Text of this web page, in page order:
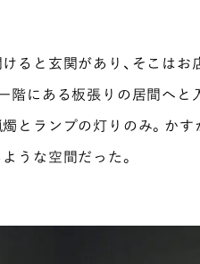
ると玄関があり、そこはお
階にある板張りの居間へ
とランプの灯りのみ。か
うな空間だった。